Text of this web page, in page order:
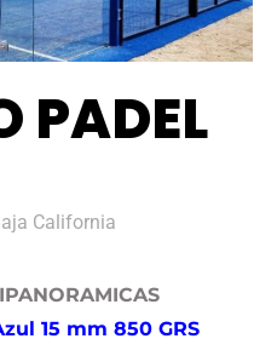
PADEL
California
15 mm 850 GRS